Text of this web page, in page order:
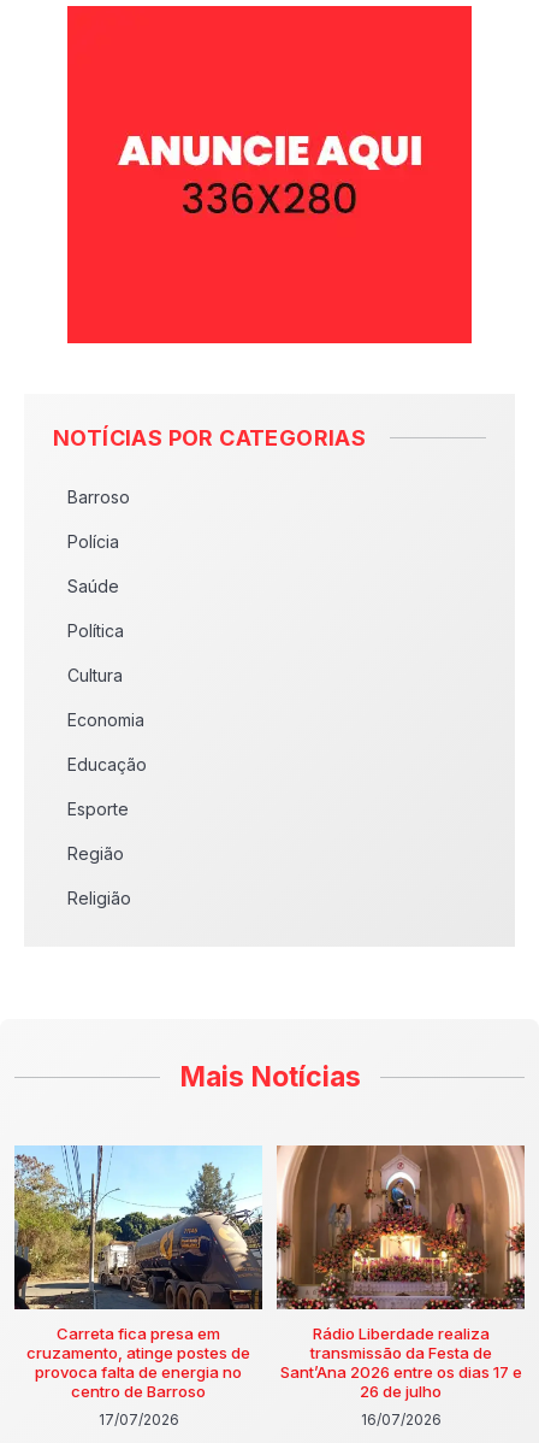
NOTÍCIAS POR CATEGORIAS
Barroso
Polícia
Saúde
Política
Cultura
Economia
Educação
Esporte
Região
Religião
Mais Notícias
Carreta fica presa em
cruzamento, atinge postes de
provoca falta de energia no
centro de Barroso
17/07/2026
Rádio Liberdade realiza
transmissão da Festa de
Sant’Ana 2026 entre os dias 17 e
26 de julho
16/07/2026